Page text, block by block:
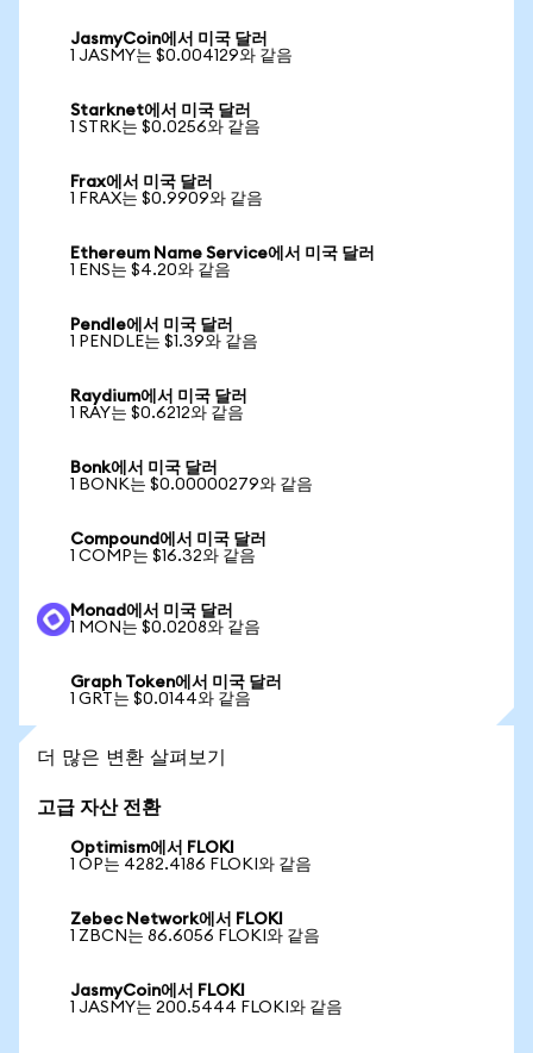
JasmyCoin에서 미국 달러
1 JASMY는 $0.004129와 같음
Starknet에서 미국 달러
1 STRK는 $0.0256와 같음
Frax에서 미국 달러
1 FRAX는 $0.9909와 같음
Ethereum Name Service에서 미국 달러
1 ENS는 $4.20와 같음
Pendle에서 미국 달러
1 PENDLE는 $1.39와 같음
Raydium에서 미국 달러
1 RAY는 $0.6212와 같음
Bonk에서 미국 달러
1 BONK는 $0.00000279와 같음
Compound에서 미국 달러
1 COMP는 $16.32와 같음
Monad에서 미국 달러
1 MON는 $0.0208와 같음
Graph Token에서 미국 달러
1 GRT는 $0.0144와 같음
더 많은 변환 살펴보기
고급 자산 전환
Optimism에서 FLOKI
1 OP는 4282.4186 FLOKI와 같음
Zebec Network에서 FLOKI
1 ZBCN는 86.6056 FLOKI와 같음
JasmyCoin에서 FLOKI
1 JASMY는 200.5444 FLOKI와 같음